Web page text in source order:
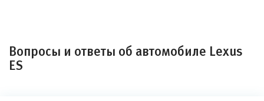
Вопросы и ответы об автомобиле Lexus
ES